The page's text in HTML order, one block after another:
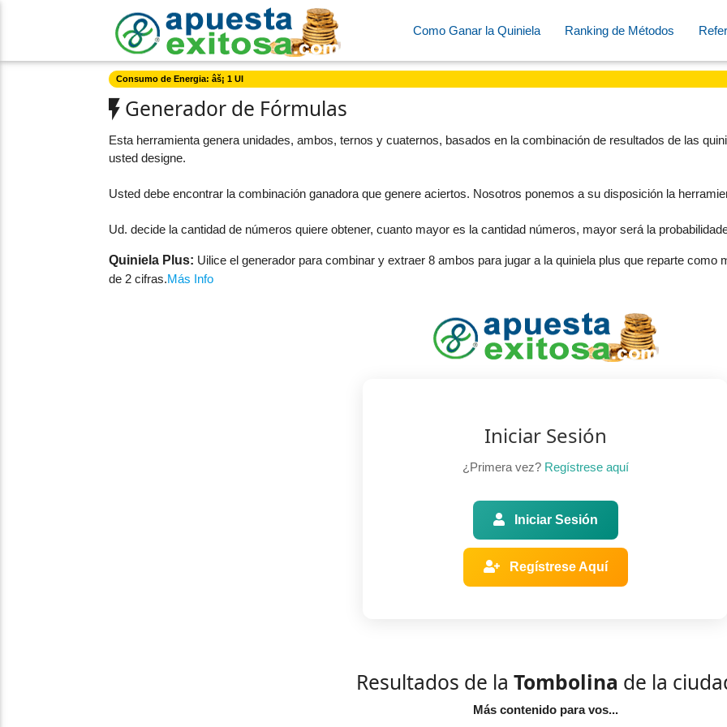
Como Ganar la Quiniela Ranking de Métodos
Consumo de Energia: âš¡ 1 UI
Generador de Fórmulas
Esta herramienta genera unidades, ambos, ternos y cuaternos, basados en la combinación de resultados de las
usted designe.
Usted debe encontrar la combinación ganadora que genere aciertos. Nosotros ponemos a su disposición la
Ud. decide la cantidad de números quiere obtener, cuanto mayor es la cantidad números, mayor será la
Quiniela Plus: Uilice el generador para combinar y extraer 8 ambos para jugar a la quiniela plus que reparte
de 2 cifras.Más Info
Iniciar Sesión
¿Primera vez? Regístrese aquí
Iniciar Sesión
Regístrese Aquí
Resultados de la Tombolina de la
Más contenido para vos...